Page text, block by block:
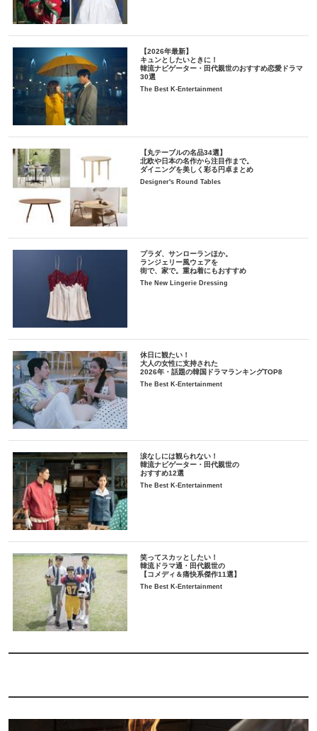
【2026年最新】
キュンとしたいときに！
韓流ナビゲーター・田代親世のおすすめ恋愛ドラマ
30選
The Best K-Entertainment
【丸テーブルの名品34選】
北欧や日本の名作から注目作まで。
ダイニングを美しく彩る円卓まとめ
Designer's Round Tables
プラダ、サンローランほか。
ランジェリー風ウェアを
街で、家で。重ね着にもおすすめ
The New Lingerie Dressing
休日に観たい！
大人の女性に支持された
2026年・話題の韓国ドラマランキングTOP8
The Best K-Entertainment
涙なしには観られない！
韓流ナビゲーター・田代親世の
おすすめ12選
The Best K-Entertainment
笑ってスカッとしたい！
韓流ドラマ通・田代親世の
【コメディ＆痛快系傑作11選】
The Best K-Entertainment